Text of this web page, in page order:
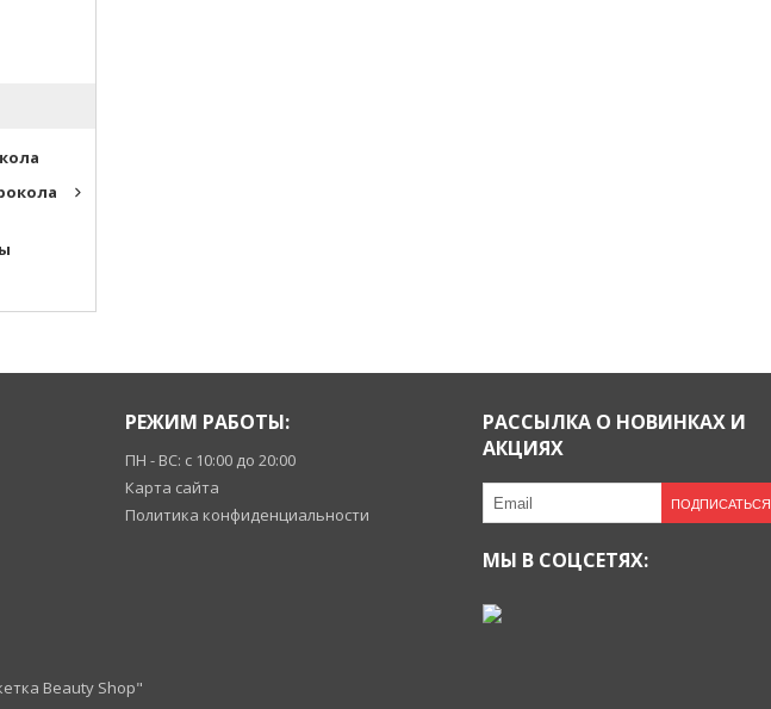
РЕЖИМ РАБОТЫ:
ПН - ВС: с 10:00 до 20:00
Карта сайта
Политика конфиденциальности
РАССЫЛКА О НОВИНКАХ И
АКЦИЯХ
ПОДПИСАТЬСЯ
МЫ В СОЦСЕТЯХ:
Beauty Shop"